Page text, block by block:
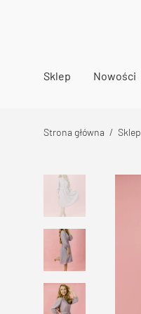
Sklep Nowości
Strona główna / Sklep